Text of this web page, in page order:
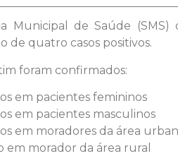
Municipal de Saúde
de quatro casos positivos.
foram confirmados:
em pacientes femininos
em pacientes masculinos
em moradores da área
em morador da área rural